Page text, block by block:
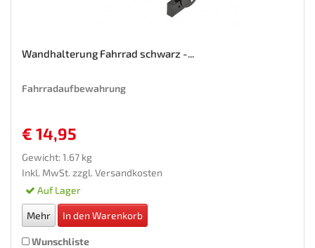
Wandhalterung Fahrrad schwarz -...
Fahrradaufbewahrung
€ 14,95
Gewicht: 1.67 kg
Inkl. MwSt. zzgl. Versandkosten
Auf Lager
Mehr In den Warenkorb
Wunschliste